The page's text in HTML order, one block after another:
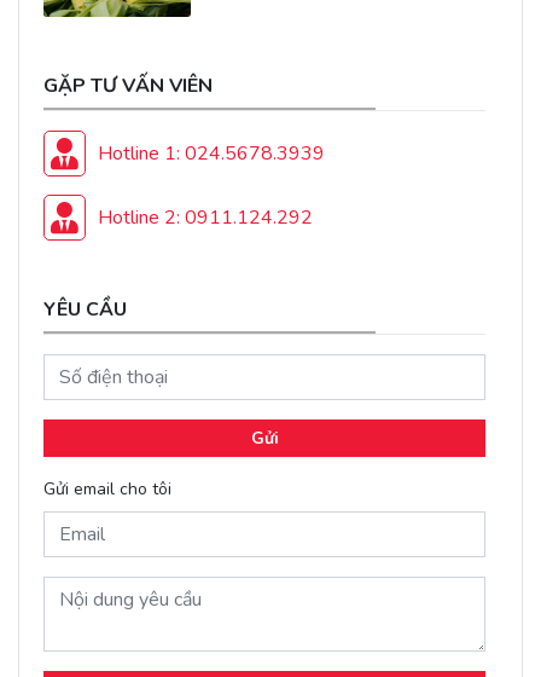
GẶP TƯ VẤN VIÊN
Hotline 1: 024.5678.3939
Hotline 2: 0911.124.292
YÊU CẦU
Gửi
Gửi email cho tôi